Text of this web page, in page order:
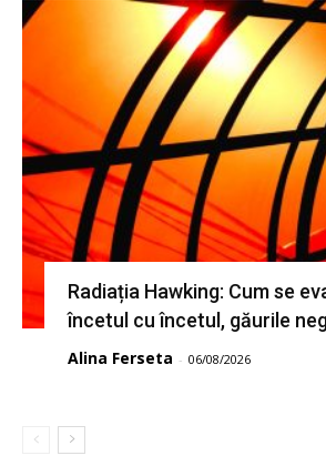
Radiația Hawking: Cum se
încetul cu încetul, găurile
Alina Ferseta - 06/08/2026